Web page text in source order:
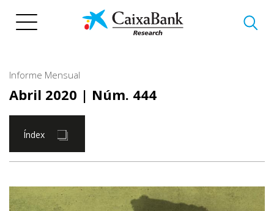
Informe Mensual
Abril 2020 | Núm. 444
Índex